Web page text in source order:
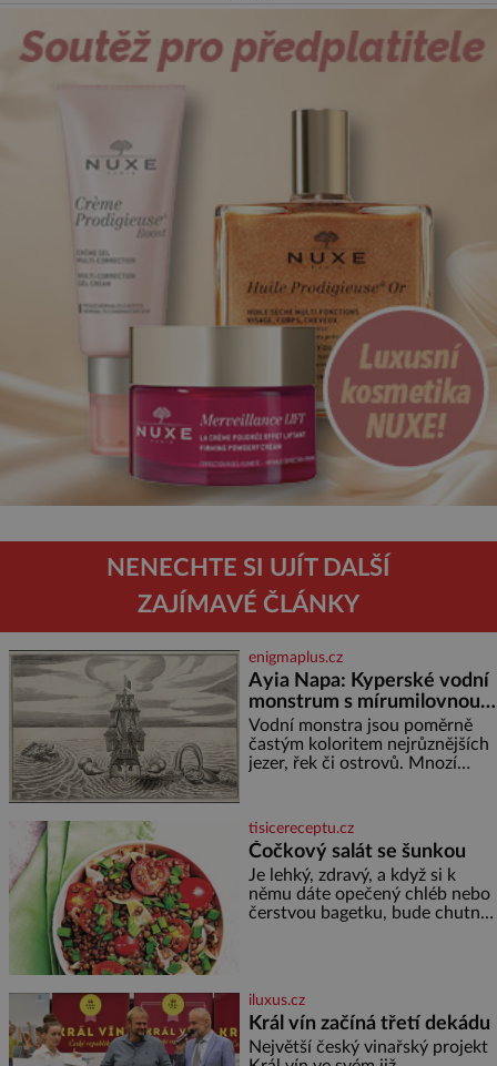
NENECHTE SI UJÍT DALŠÍ
ZAJÍMAVÉ ČLÁNKY
enigmaplus.cz
Ayia Napa: Kyperské vodní
monstrum s mírumilovnou
povahou
Vodní monstra jsou poměrně
častým koloritem nejrůznějších
jezer, řek či ostrovů. Mnozí
přitáhnout k němu pozornost
záhadám nakloněných turi
tisicereceptu.cz
Čočkový salát se šunkou
Je lehký, zdravý, a když si k
němu dáte opečený chléb nebo
čerstvou bagetku, bude chutnat
cibule 2 lžíce
iluxus.cz
Král vín začíná třetí dekádu
Největší český vinařský projekt